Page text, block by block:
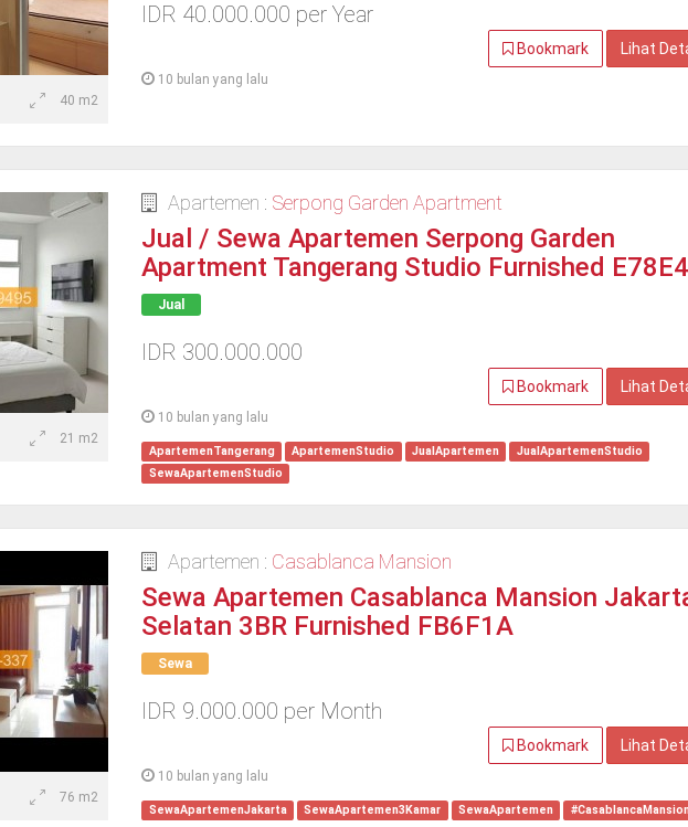
40 m2
IDR 40.000.000 per Year
Bookmark Lihat
10 bulan yang lalu
21 m2
Apartemen : Serpong Garden Apartment
Jual / Sewa Apartemen Serpong Garden
Apartment Tangerang Studio Furnished
Jual
IDR 300.000.000
Bookmark Lihat
10 bulan yang lalu
ApartemenTangerang ApartemenStudio JualApartemen
JualApartemenStudio
SewaApartemenStudio
76 m2
Apartemen : Casablanca Mansion
Sewa Apartemen Casablanca Mansion
Selatan 3BR Furnished FB6F1A
Sewa
IDR 9.000.000 per Month
Bookmark Lihat
10 bulan yang lalu
SewaApartemenJakarta SewaApartemen3Kamar SewaApartemen